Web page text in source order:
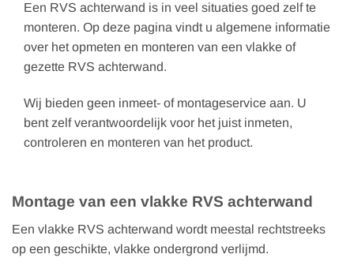
Een RVS achterwand is in veel situaties goed zelf te
monteren. Op deze pagina vindt u algemene informatie
over het opmeten en monteren van een vlakke of
gezette RVS achterwand.
Wij bieden geen inmeet- of montageservice aan. U
bent zelf verantwoordelijk voor het juist inmeten,
controleren en monteren van het product.
Montage van een vlakke RVS achterwand
Een vlakke RVS achterwand wordt meestal rechtstreeks
op een geschikte, vlakke ondergrond verlijmd.